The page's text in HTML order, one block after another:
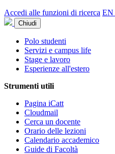
Accedi alle funzioni di ricerca EN
Chiudi
Polo studenti
Servizi e campus life
Stage e lavoro
Esperienze all'estero
Strumenti utili
Pagina iCatt
Cloudmail
Cerca un docente
Orario delle lezioni
Calendario accademico
Guide di Facoltà